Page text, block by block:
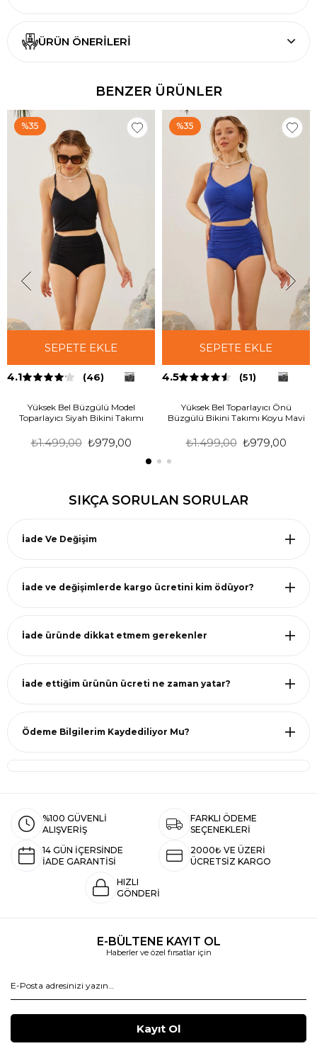
ÜRÜN ÖNERILERI
BENZER ÜRÜNLER
SEPETE EKLE
4.1 (46)
Yüksek Bel Büzgülü Model
Toparlayıcı Siyah Bikini Takımı
₺979,00
₺1.499,00
%35
SEPETE EKLE
4.5 (51)
Yüksek Bel Toparlayıcı Önü
Büzgülü Bikini Takımı Koyu Mavi
₺979,00
₺1.499,00
%35
SIKÇA SORULAN SORULAR
İade Ve Değişim
İade ve değişimlerde kargo ücretini kim ödüyor?
İade üründe dikkat etmem gerekenler
İade ettiğim ürünün ücreti ne zaman yatar?
Ödeme Bilgilerim Kaydediliyor Mu?
%100 GÜVENLİ
ALIŞVERİŞ
FARKLI ÖDEME
SEÇENEKLERİ
14 GÜN İÇERSİNDE
İADE GARANTİSİ
2000₺ VE ÜZERİ
ÜCRETSİZ KARGO
HIZLI
GÖNDERİ
E-BÜLTENE KAYIT OL
Haberler ve özel fırsatlar için